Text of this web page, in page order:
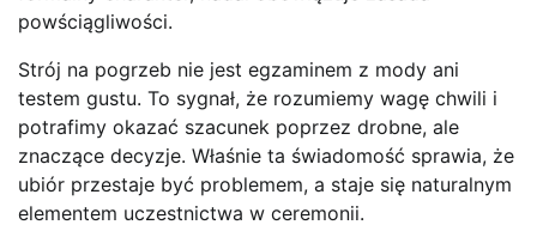
powściągliwości.
Strój na pogrzeb nie jest egzaminem z mody ani
testem gustu. To sygnał, że rozumiemy wagę chwili i
potrafimy okazać szacunek poprzez drobne, ale
znaczące decyzje. Właśnie ta świadomość sprawia, że
ubiór przestaje być problemem, a staje się naturalnym
elementem uczestnictwa w ceremonii.